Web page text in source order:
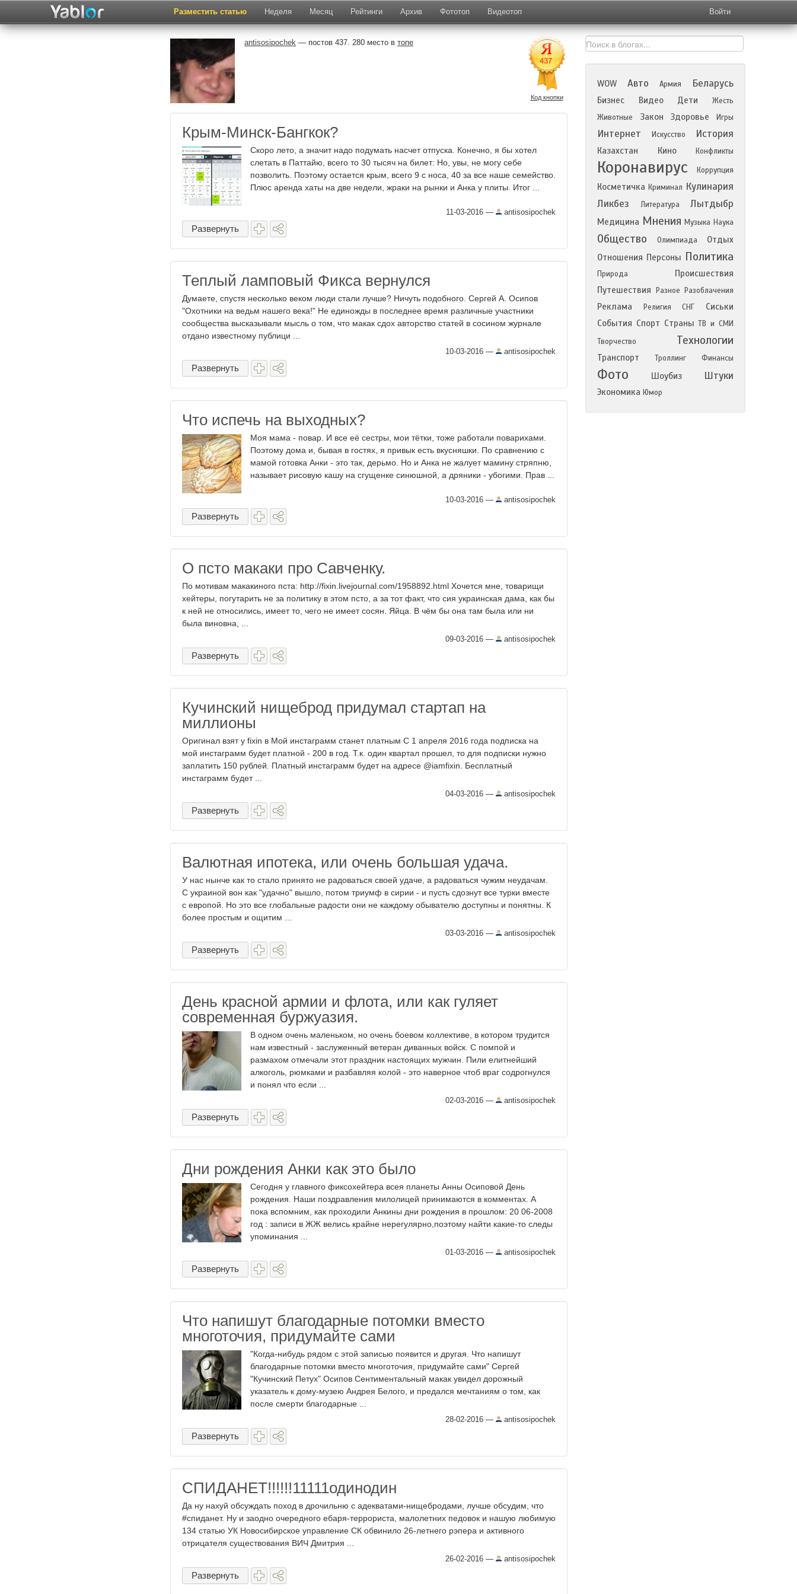
Разместить статью Неделя Месяц Рейтинги Архив Фототоп Видеотоп Войти
antisosipochek — постов 437. 280 место в топе
Код кнопки
Крым-Минск-Бангкок?
Скоро лето, а значит надо подумать насчет отпуска. Конечно, я бы хотел
слетать в Паттайю, всего то 30 тысяч на билет: Но, увы, не могу себе
позволить. Поэтому остается крым, всего 9 с носа, 40 за все наше семейство.
Плюс аренда хаты на две недели, жраки на рынки и Анка у плиты. Итог ...
11-03-2016 — antisosipochek
Развернуть
Теплый ламповый Фикса вернулся
Думаете, спустя несколько веком люди стали лучше? Ничуть подобного. Сергей А. Осипов
"Охотники на ведьм нашего века!" Не единожды в последнее время различные участники
сообщества высказывали мысль о том, что макак сдох авторство статей в сосином журнале
отдано известному публици ...
10-03-2016 — antisosipochek
Развернуть
Что испечь на выходных?
Моя мама - повар. И все её сестры, мои тётки, тоже работали поварихами.
Поэтому дома и, бывая в гостях, я привык есть вкусняшки. По сравнению с
мамой готовка Анки - это так, дерьмо. Но и Анка не жалует мамину стряпню,
называет рисовую кашу на сгущенке синюшной, а дряники - убогими. Прав ...
10-03-2016 — antisosipochek
Развернуть
О псто макаки про Савченку.
По мотивам макакиного пста: http://fixin.livejournal.com/1958892.html Хочется мне, товарищи
хейтеры, погутарить не за политику в этом псто, а за тот факт, что сия украинская дама, как бы
к ней не относились, имеет то, чего не имеет сосян. Яйца. В чём бы она там была или ни
была виновна, ...
09-03-2016 — antisosipochek
Развернуть
Кучинский нищеброд придумал стартап на
миллионы
Оригинал взят у fixin в Мой инстаграмм станет платным С 1 апреля 2016 года подписка на
мой инстаграмм будет платной - 200 в год. Т.к. один квартал прошел, то для подписки нужно
заплатить 150 рублей. Платный инстаграмм будет на адресе @iamfixin. Бесплатный
инстаграмм будет ...
04-03-2016 — antisosipochek
Развернуть
Валютная ипотека, или очень большая удача.
У нас нынче как то стало принято не радоваться своей удаче, а радоваться чужим неудачам.
С украиной вон как "удачно" вышло, потом триумф в сирии - и пусть сдознут все турки вместе
с европой. Но это все глобальные радости они не каждому обывателю доступны и понятны. К
более простым и ощитим ...
03-03-2016 — antisosipochek
Развернуть
День красной армии и флота, или как гуляет
современная буржуазия.
В одном очень маленьком, но очень боевом коллективе, в котором трудится
нам известный - заслуженный ветеран диванных войск. С помпой и
размахом отмечали этот праздник настоящих мужчин. Пили елитнейший
алкоголь, рюмками и разбавляя колой - это наверное чтоб враг содрогнулся
и понял что если ...
02-03-2016 — antisosipochek
Развернуть
Дни рождения Анки как это было
Сегодня у главного фиксохейтера всея планеты Анны Осиповой День
рождения. Наши поздравления милолицей принимаются в комментах. А
пока вспомним, как проходили Анкины дни рождения в прошлом: 20 06-2008
год : записи в ЖЖ велись крайне нерегулярно,поэтому найти какие-то следы
упоминания ...
01-03-2016 — antisosipochek
Развернуть
Что напишут благодарные потомки вместо
многоточия, придумайте сами
"Когда-нибудь рядом с этой записью появится и другая. Что напишут
благодарные потомки вместо многоточия, придумайте сами" Сергей
"Кучинский Петух" Осипов Сентиментальный макак увидел дорожный
указатель к дому-музею Андрея Белого, и предался мечтаниям о том, как
после смерти благодарные ...
28-02-2016 — antisosipochek
Развернуть
СПИДАНЕТ!!!!!!11111одинодин
Да ну нахуй обсуждать поход в дрочильню с адекватами-нищебродами, лучше обсудим, что
#спиданет. Ну и заодно очередного ебаря-террориста, малолетних педовок и нашую любимую
134 статью УК Новосибирское управление СК обвинило 26-летнего рэпера и активного
отрицателя существования ВИЧ Дмитрия ...
26-02-2016 — antisosipochek
Развернуть
WOW Авто Армия Беларусь
Бизнес Видео Дети
Жесть
Животные
Закон Здоровье Игры
Интернет Искусство История
Казахстан Кино Конфликты
Коронавирус Коррупция
Косметичка Криминал Кулинария
Ликбез
Литература Лытдыбр
Медицина Мнения Музыка Наука
Общество Олимпиада
Отдых
Отношения Персоны Политика
Природа
Происшествия
Путешествия
Разное Разоблачения
Реклама Религия СНГ
Сиськи
События Спорт Страны ТВ и СМИ
Творчество
Технологии
Транспорт Троллинг Финансы
Фото Шоубиз Штуки
Экономика Юмор